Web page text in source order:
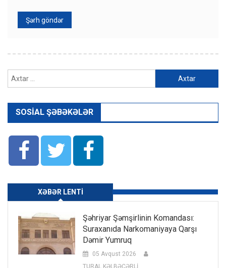
SOSIAL ŞƏBƏKƏLƏR
XƏBƏR LENTI
Şəhriyar Şəmşirlinin Komandası:
Suraxanıda Narkomaniyaya Qarşı
Dəmir Yumruq
05 Avqust 2026